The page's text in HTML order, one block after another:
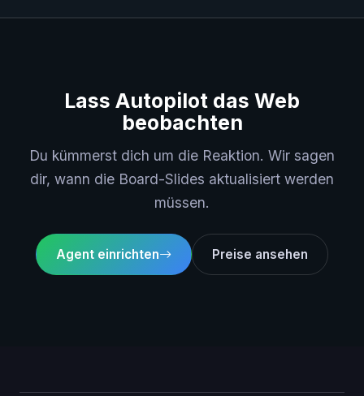
Lass Autopilot das Web
beobachten
Du kümmerst dich um die Reaktion. Wir sagen
dir, wann die Board-Slides aktualisiert werden
müssen.
Agent einrichten Preise ansehen